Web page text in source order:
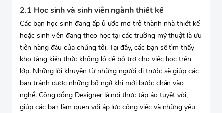
2.1 Học sinh và sinh viên ngành thiết kế
Các bạn học sinh đang ấp ủ ước mơ trở thành nhà thiết kế
hoặc sinh viên đang theo học tại các trường mỹ thuật là ưu
tiên hàng đầu của chúng tôi. Tại đây, các bạn sẽ tìm thấy
kho tàng kiến thức khổng lồ để bổ trợ cho việc học trên
lớp. Những lời khuyên từ những người đi trước sẽ giúp các
bạn tránh được những bỡ ngỡ khi mới bước chân vào
nghề. Cộng đồng Designer là nơi thực tập ảo tuyệt vời,
giúp các bạn làm quen với áp lực công việc và những yêu